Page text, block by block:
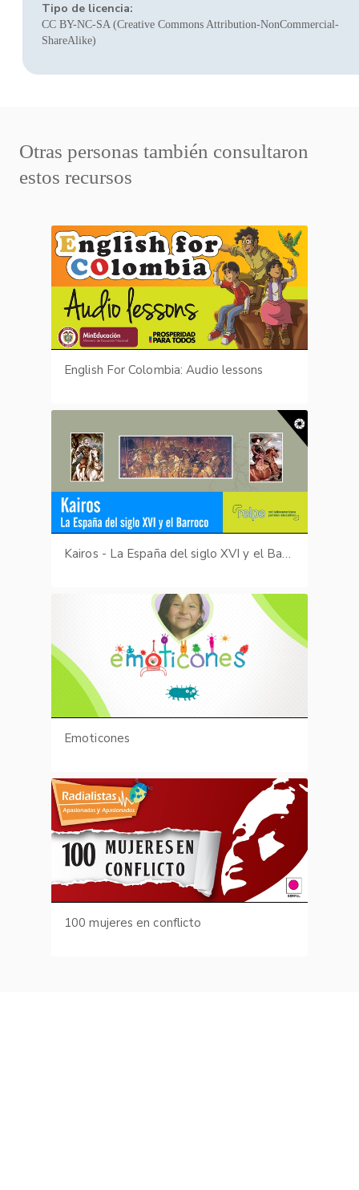
Tipo de licencia:
CC BY-NC-SA (Creative Commons Attribution-NonCommercial-
ShareAlike)
Otras personas también consultaron
estos recursos
English For Colombia: Audio lessons
Kairos - La España del siglo XVI y el Barroco
Emoticones
100 mujeres en conflicto